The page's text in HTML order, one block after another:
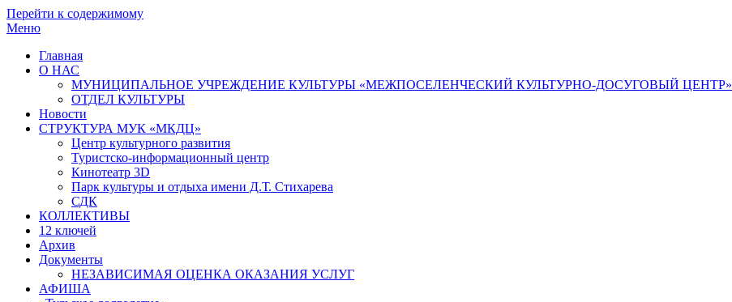
Перейти к содержимому
Меню
Главная
О НАС
МУНИЦИПАЛЬНОЕ УЧРЕЖДЕНИЕ КУЛЬТУРЫ «МЕЖПОСЕЛЕНЧЕСКИЙ КУЛЬТУРНО-ДОСУГОВЫЙ ЦЕНТР»
ОТДЕЛ КУЛЬТУРЫ
Новости
СТРУКТУРА МУК «МКДЦ»
Центр культурного развития
Туристско-информационный центр
Кинотеатр 3D
Парк культуры и отдыха имени Д.Т. Стихарева
СДК
КОЛЛЕКТИВЫ
12 ключей
Архив
Документы
НЕЗАВИСИМАЯ ОЦЕНКА ОКАЗАНИЯ УСЛУГ
АФИША